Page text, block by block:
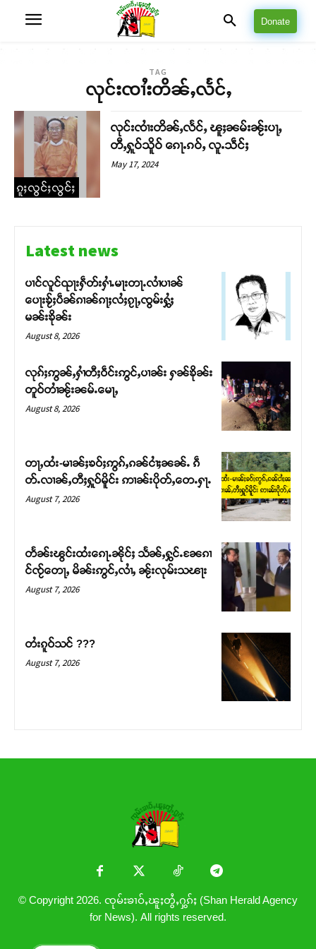
တႃႇႁႂ်ႈသဵင်ၵၢင်ၸႂ်ၵူၼ်းမိူင်း ၵူႈတီႈၵူႈလႅၼ်ပေႃးတေၸွ
တ်ႇ တူဝ်ႈလုမ်ႈၾႃႉၼၼ်ႉ ၶဝ်ႈႁူမ်ႈၵမ်ႉထႅမ် ၸုမ်းၶၢ
ဝ်ႇၽူႈတွႆႇႁွၵ်ႈ လႆႈယူႇၶႃႈဢေႃႈ။
Donate
TAG
လုင်းၸၢႆးတိၼ်ႇလႅင်ႇ
ၵူႈလွင်ႈလွင်ႈ
လုင်းၸၢႆးတိၼ်ႇလႅင်ႇ ၽူႈၼမ်းၼႂ်းပႃႇ
တီႇႁူဝ်သိူဝ် ၵေႃႉၵဝ်ႇ လူႉသဵင်ႈ
May 17, 2024
Latest news
ပၢင်လူင်ၺႃးႁဵတ်းႁၢႆႉမႃးတႃႉလၢႆပၢၼ် ​​
ပေႃးၶႂ်ႈပဵၼ်ၵၢၼ်ၵႃႈလႆႈၵႂႃႇၸွမ်းႁွႆႈ
မၼ်းၶိုၼ်း
August 8, 2026
လုၵ်ႈဢွၼ်ႇႁၢႆတီႈဝဵင်းဢွင်ႇပၢၼ်း ႁၼ်ၶိုၼ်း
တူဝ်တၢႆၼႂ်းၼမ်ႉမေႃႇ
August 8, 2026
တႃႇထႆး-မၢၼ်ႈၶဝ်ႈဢွၵ်ႇၵၼ်ငၢႆႈၼၼ်ႉ ၵဵ
တ်ႉလၢၼ်ႇတီႈႁူဝ်မိူင်း ဢၢၼ်းပိုတ်ႇတေႉႁႃႉ
August 7, 2026
တႅၼ်းၽွင်းထႆးၵေႃႉၼိုင်ႈ သႅၼ်ႇႁွင်ႉၼႄၵၢ
င်ၸႂ်တေႃႇ မိၼ်းဢွင်ႇလၢႆႇ ၼႂ်းလုမ်းသၽႃး
August 7, 2026
တႆးၵူဝ်သင် ???
August 7, 2026
© Copyright 2026. ၸုမ်းၶၢဝ်ႇၽူႈတွႆႇႁွၵ်ႈ (Shan Herald Agency
for News). All rights reserved.